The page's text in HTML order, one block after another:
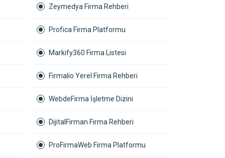
Zeymedya Firma Rehberi
Profica Firma Platformu
Markify360 Firma Listesi
Firmalio Yerel Firma Rehberi
WebdeFirma İşletme Dizini
DijitalFirman Firma Rehberi
ProFirmaWeb Firma Platformu